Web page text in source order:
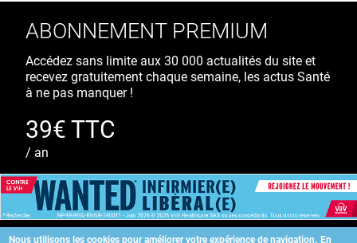
Nous utilisons les cookies pour améliorer votre expérience de navigation. En
ABONNEMENT PREMIUM
Accédez sans limite aux 30 000 actualités du site et
recevez gratuitement chaque semaine, les actus Santé
à ne pas manquer !
39€ TTC
/ an
S'ABONNER